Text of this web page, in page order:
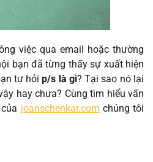
việc qua email hoặc thường
bạn đã từng thấy sự xuất hiện
tự hỏip/s là gì? Tại sao nó lại
hay chưa? Cùng tìm hiểu vấn
joanschenkar.com chúng tôi